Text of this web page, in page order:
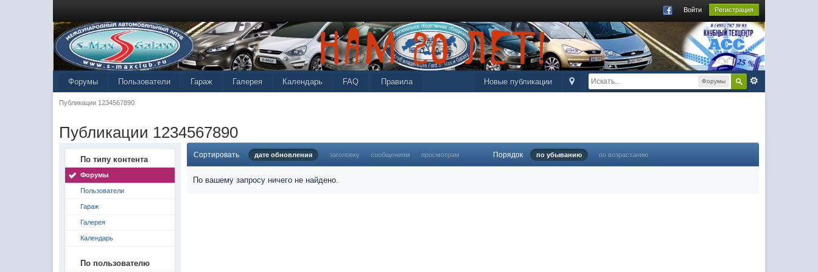
Войти Регистрация
Форумы
Новые публикации
FAQ Правила
Форумы Пользователи Гараж Галерея Календарь
Публикации 1234567890
Публикации 1234567890
По типу контента
Форумы
Пользователи
Гараж
Галерея
Календарь
По пользователю
Сортировать дате обновления заголовку сообщениям просмотрам Порядок по убыванию по возрастанию
По вашему запросу ничего не найдено.